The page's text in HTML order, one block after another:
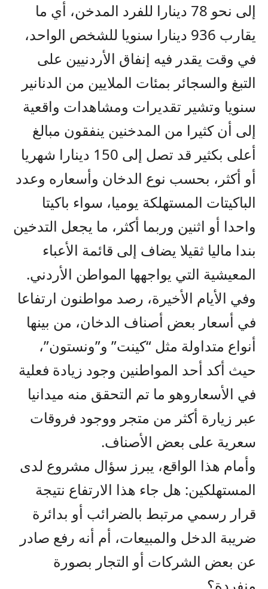
إلى نحو 78 دينارا للفرد المدخن، أي ما
يقارب 936 دينارا سنويا للشخص الواحد،
في وقت يقدر فيه إنفاق الأردنيين على
التبغ والسجائر بمئات الملايين من الدنانير
سنويا وتشير تقديرات ومشاهدات واقعية
إلى أن كثيرا من المدخنين ينفقون مبالغ
أعلى بكثير قد تصل إلى 150 دينارا شهريا
أو أكثر، بحسب نوع الدخان وأسعاره وعدد
الباكيتات المستهلكة يوميا، سواء باكيتا
واحدا أو اثنين وربما أكثر، ما يجعل التدخين
بندا ماليا ثقيلا يضاف إلى قائمة الأعباء
المعيشية التي يواجهها المواطن الأردني.
وفي الأيام الأخيرة، رصد مواطنون ارتفاعا
في أسعار بعض أصناف الدخان، من بينها
أنواع متداولة مثل “كينت” و”ونستون”،
حيث أكد أحد المواطنين وجود زيادة فعلية
في الأسعاروهو ما تم التحقق منه ميدانيا
عبر زيارة أكثر من متجر ووجود فروقات
سعرية على بعض الأصناف.
وأمام هذا الواقع، يبرز سؤال مشروع لدى
المستهلكين: هل جاء هذا الارتفاع نتيجة
قرار رسمي مرتبط بالضرائب أو بدائرة
ضريبة الدخل والمبيعات، أم أنه رفع صادر
عن بعض الشركات أو التجار بصورة